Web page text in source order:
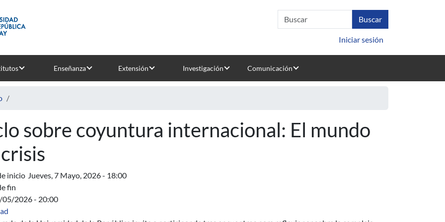
Iniciar sesión
Enseñanza Extensión Investigación Comunicación
sobre coyuntura internacional: El mundo
inicio Jueves, 7 Mayo, 2026 - 18:00
fin
05/2026 - 20:00